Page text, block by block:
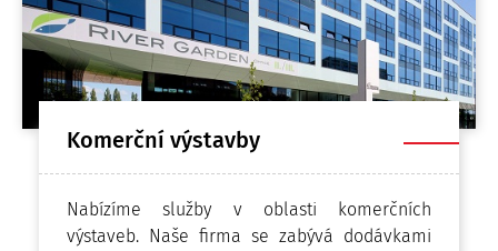
Komerční výstavby
Nabízíme služby v oblasti komerčních
výstaveb. Naše firma se zabývá dodávkami